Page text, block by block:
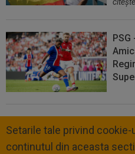
Setarile tale privind
continutul din aceasta